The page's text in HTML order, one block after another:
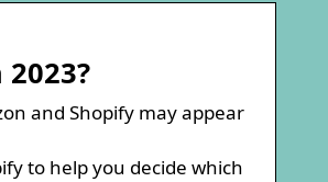
and Shopify may appear
to help you decide which